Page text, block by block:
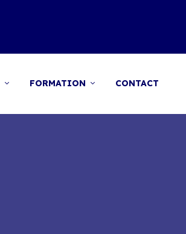
FORMATION CONTACT